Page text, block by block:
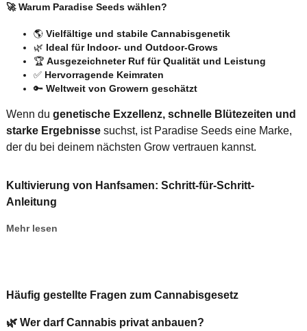
🚀 Warum Paradise Seeds wählen?
🌎 Vielfältige und stabile Cannabisgenetik
🌿 Ideal für Indoor- und Outdoor-Grows
🏆 Ausgezeichneter Ruf für Qualität und Leistung
✅ Hervorragende Keimraten
🔑 Weltweit von Growern geschätzt
Wenn du genetische Exzellenz, schnelle Blütezeiten und
starke Ergebnissesuchst, ist Paradise Seeds eine Marke,
der du bei deinem nächsten Grow vertrauen kannst.
Kultivierung von Hanfsamen: Schritt-für-Schritt-
Anleitung
Mehr lesen
Häufig gestellte Fragen zum Cannabisgesetz
🌿 Wer darf Cannabis privat anbauen?